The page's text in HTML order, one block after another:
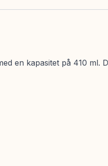
en kapasitet på 410